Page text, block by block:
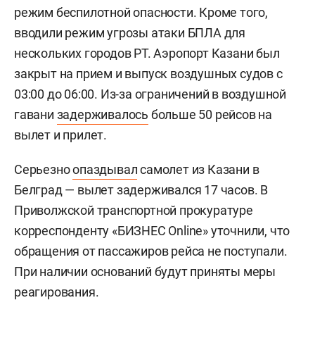
режим беспилотной опасности. Кроме того,
вводили режим угрозы атаки БПЛА для
нескольких городов РТ. Аэропорт Казани был
закрыт на прием и выпуск воздушных судов с
03:00 до 06:00. Из-за ограничений в воздушной
гавани задерживалось больше 50 рейсов на
вылет и прилет.
Серьезноопаздывалсамолет из Казани в
Белград — вылет задерживался 17 часов. В
Приволжской транспортной прокуратуре
корреспонденту «БИЗНЕС Online» уточнили, что
обращения от пассажиров рейса не поступали.
При наличии оснований будут приняты меры
реагирования.